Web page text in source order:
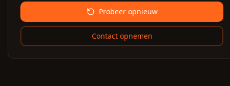
Probeer opnieuw
Contact opnemen